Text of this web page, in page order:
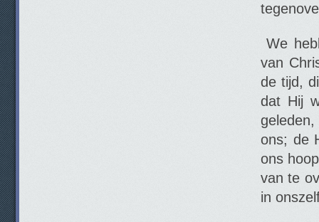
We
van
de tijd,
dat Hij
ons; de
ons
van te
in